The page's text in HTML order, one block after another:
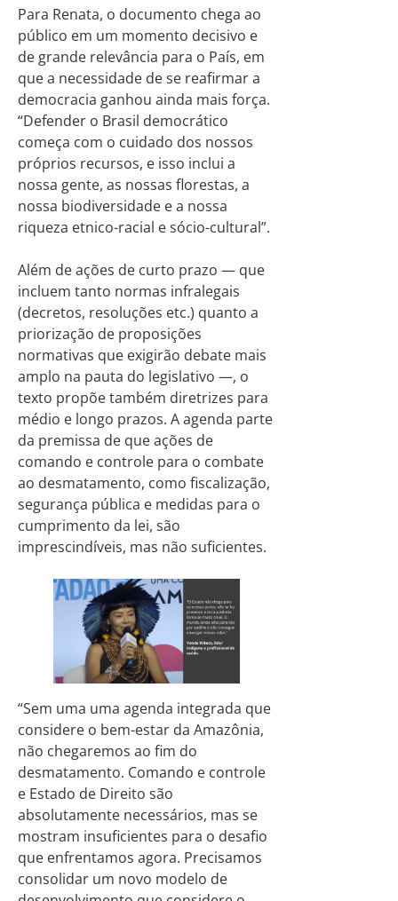
Para Renata, o documento chega ao
público em um momento decisivo e
de grande relevância para o País, em
que a necessidade de se reafirmar a
democracia ganhou ainda mais força.
“Defender o Brasil democrático
começa com o cuidado dos nossos
próprios recursos, e isso inclui a
nossa gente, as nossas florestas, a
nossa biodiversidade e a nossa
riqueza etnico-racial e sócio-cultural”.
Além de ações de curto prazo — que
incluem tanto normas infralegais
(decretos, resoluções etc.) quanto a
priorização de proposições
normativas que exigirão debate mais
amplo na pauta do legislativo —, o
texto propõe também diretrizes para
médio e longo prazos. A agenda parte
da premissa de que ações de
comando e controle para o combate
ao desmatamento, como fiscalização,
segurança pública e medidas para o
cumprimento da lei, são
imprescindíveis, mas não suficientes.
“Sem uma uma agenda integrada que
considere o bem-estar da Amazônia,
não chegaremos ao fim do
desmatamento. Comando e controle
e Estado de Direito são
absolutamente necessários, mas se
mostram insuficientes para o desafio
que enfrentamos agora. Precisamos
consolidar um novo modelo de